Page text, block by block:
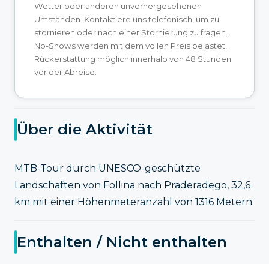
Wetter oder anderen unvorhergesehenen
Umständen. Kontaktiere uns telefonisch, um zu
stornieren oder nach einer Stornierung zu fragen.
No-Shows werden mit dem vollen Preis belastet.
Rückerstattung möglich innerhalb von 48 Stunden
vor der Abreise.
Über die Aktivität
MTB-Tour durch UNESCO-geschützte
Landschaften von Follina nach Praderadego, 32,6
km mit einer Höhenmeteranzahl von 1316 Metern.
Enthalten / Nicht enthalten